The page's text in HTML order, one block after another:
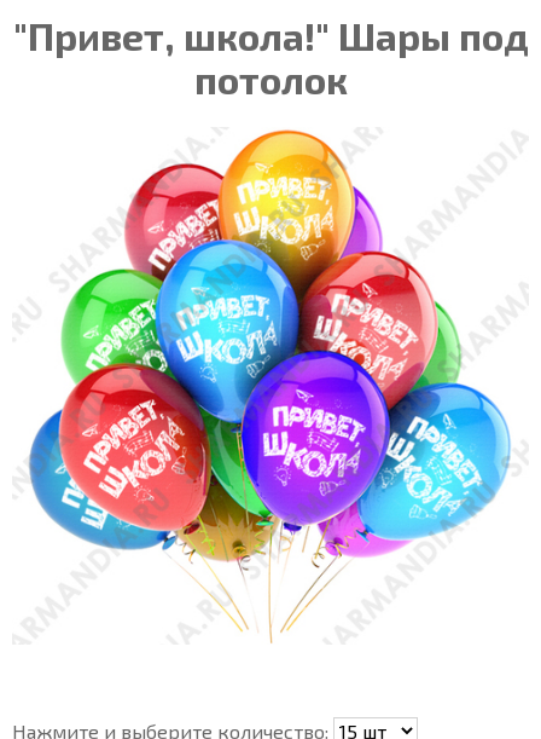
"Привет, школа!" Шары под
потолок
Нажмите и выберите количество: